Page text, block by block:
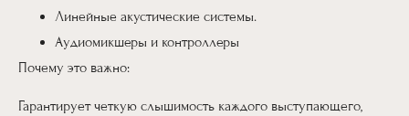
Линейные акустические системы.
Аудиомикшеры и контроллеры
Почему это важно:
Гарантирует четкую слышимость каждого выступающего,